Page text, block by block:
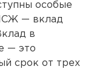
особые
— вклад
в
— это
срок от трех